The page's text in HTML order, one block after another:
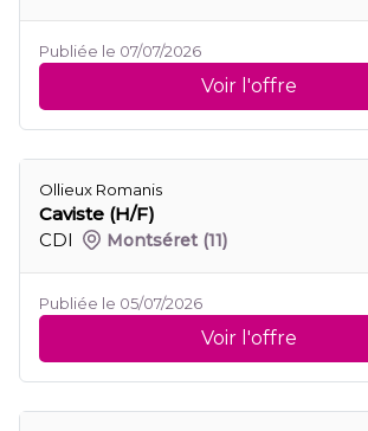
Publiée le 07/07/2026
Voir l'offre
Ollieux Romanis
Caviste (H/F)
CDI
Montséret (11)
Publiée le 05/07/2026
Voir l'offre